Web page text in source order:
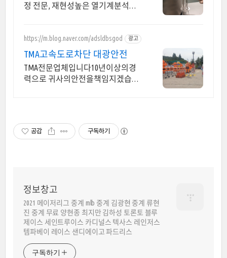
정 전문, 재현성높은 열기계분석기,
https://m.blog.naver.com/adsldbsgod 광고
TMA고속도로차단 대광안전
TMA전문업체입니다10년이상의경
력으로 귀사의안전을책임지겠습니
공감 구독하기
정보창고
2021 메이저리그 중계 mlb 중계 김광현 중계 류현
진 중계 무료 양현종 최지만 김하성 토론토 블루
제이스 세인트루이스 카디널스 텍사스 레인저스
템파베이 레이스 샌디에이고 파드리스
구독하기